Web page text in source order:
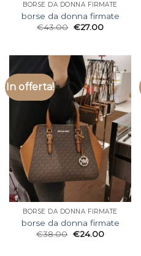
BORSE DA DONNA FIRMATE
borse da donna firmate
€43.00 €27.00
In offerta!
BORSE DA DONNA FIRMATE
borse da donna firmate
€38.00 €24.00